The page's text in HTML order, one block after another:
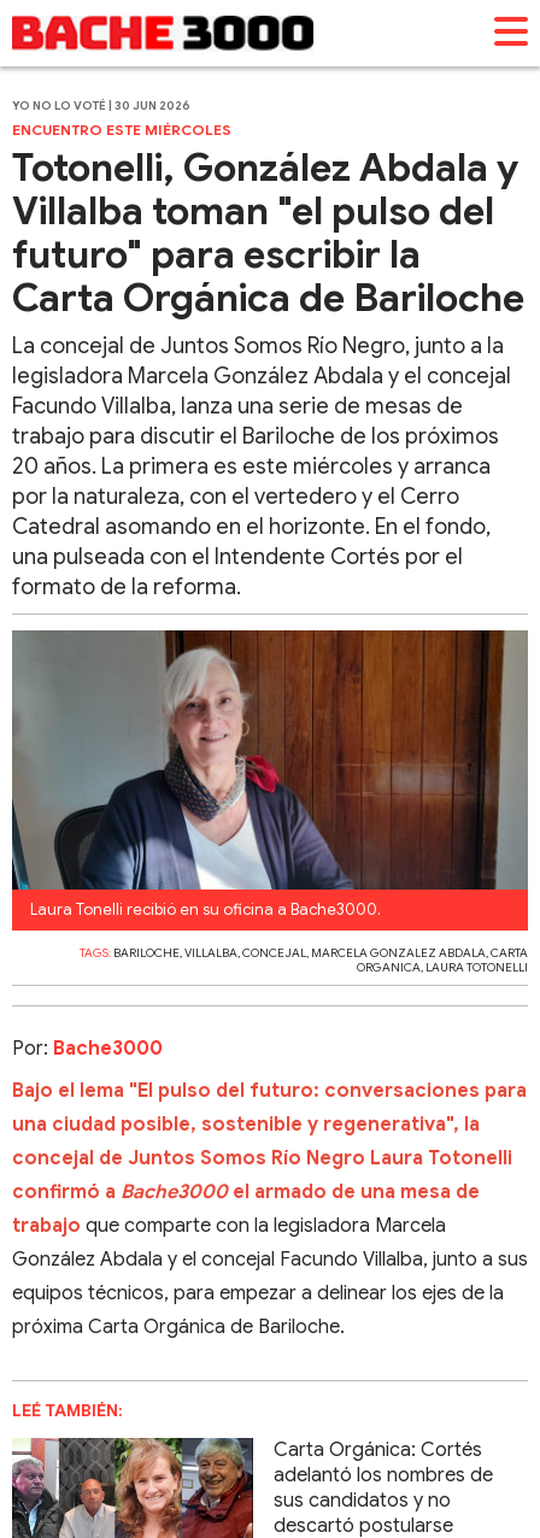
YO NO LO VOTÉ | 30 JUN 2026
ENCUENTRO ESTE MIÉRCOLES
Totonelli, González Abdala y
Villalba toman "el pulso del
futuro" para escribir la
Carta Orgánica de Bariloche
La concejal de Juntos Somos Río Negro, junto a la
legisladora Marcela González Abdala y el concejal
Facundo Villalba, lanza una serie de mesas de
trabajo para discutir el Bariloche de los próximos
20 años. La primera es este miércoles y arranca
por la naturaleza, con el vertedero y el Cerro
Catedral asomando en el horizonte. En el fondo,
una pulseada con el Intendente Cortés por el
formato de la reforma.
Laura Tonelli recibió en su oficina a Bache3000.
TAGS: BARILOCHE,VILLALBA,CONCEJAL, MARCELA GONZALEZ ABDALA,CARTA
ORGANICA, LAURA TOTONELLI
Por: Bache3000
Bajo el lema "El pulso del futuro: conversaciones para
una ciudad posible, sostenible y regenerativa", la
concejal de Juntos Somos Río Negro Laura Totonelli
confirmó a Bache3000 el armado de una mesa de
trabajo que comparte con la legisladora Marcela
González Abdala y el concejal Facundo Villalba, junto a sus
equipos técnicos, para empezar a delinear los ejes de la
próxima Carta Orgánica de Bariloche.
LEÉ TAMBIÉN:
Carta Orgánica: Cortés
adelantó los nombres de
sus candidatos y no
descartó postularse